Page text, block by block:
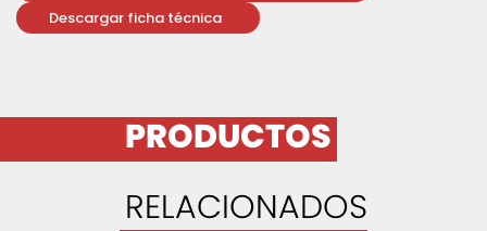
Descargar ficha técnica
PRODUCTOS
RELACIONADOS